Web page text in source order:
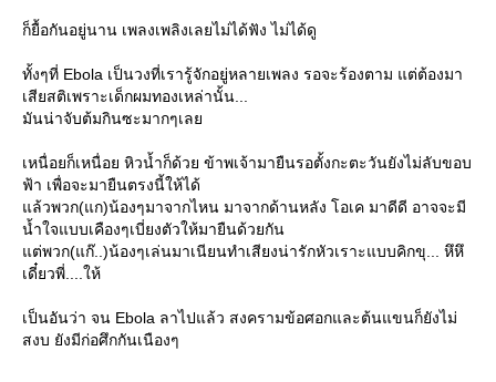
ก็ยื้อกันอยู่นาน เพลงเพลิงเลยไม่ได้ฟัง ไม่ได้ดู
ทั้งๆที่ Ebola เป็นวงที่เรารู้จักอยู่หลายเพลง รอจะร้องตาม แต่ต้องมา
เสียสติเพราะเด็กผมทองเหล่านั้น...
มันน่าจับต้มกินซะมากๆเล
เหนื่อยก็เหนื่อย หิวน้ำก็ด้วย ข้าพเจ้ามายืนรอตั้งกะตะวันยังไม่ลับขอบ
ฟ้า เพื่อจะมายืนตรงนี้ให้ได้
ล้วพวก(แก)น้องๆมาจากไหน มาจากด้านหลัง โอเค มาดีดี อาจจะมี
น้ำใจแบบเคืองๆเบี่ยงตัวให้มายืนด้วยกัน
ต่พวก(แก๊..)น้องๆเล่นมาเนียนทำเสียงน่ารักหัวเราะแบบคิกขุ... หึหึ
เดี๋ยวพี่....ให้
เป็นอันว่า จน Ebola ลาไปแล้ว สงครามข้อศอกและต้นแขนก็ยังไม่
สงบ ยังมีก่อศึกกันเนืองๆ